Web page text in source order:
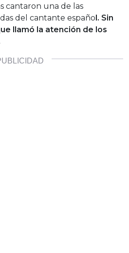
cantaron una de las
del cantante españo l. Sin
llamó la atención de los